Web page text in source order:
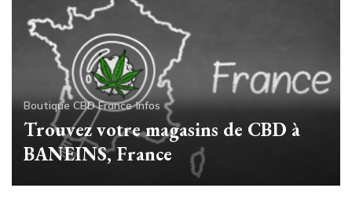
Boutique CBD France Infos
Trouvez votre magasins de CBD à
BANEINS, France